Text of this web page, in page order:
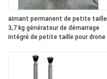
aimant permanent de petite taille
3,7 kg générateur de démarrage
intégré de petite taille pour drone